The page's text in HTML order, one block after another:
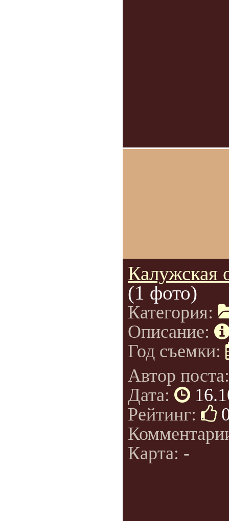
Калужская
(1 фото)
Категория:
Описание:
Год съемки:
Автор
Дата:
Рейтинг:
Карта: -